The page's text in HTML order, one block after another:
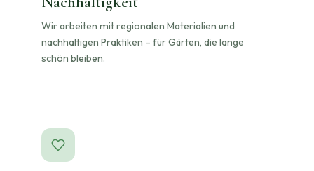
Wir arbeiten mit regionalen Materialien und
nachhaltigen Praktiken – für Gärten, die lange
schön bleiben.